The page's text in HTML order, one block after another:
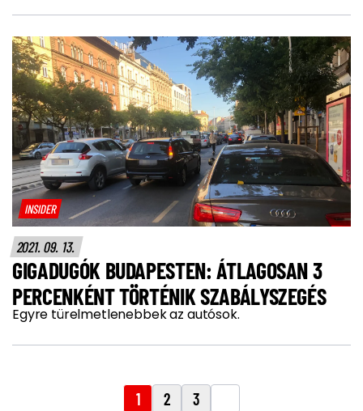
INSIDER
2021. 09. 13.
GIGADUGÓK BUDAPESTEN: ÁTLAGOSAN 3
PERCENKÉNT TÖRTÉNIK SZABÁLYSZEGÉS
Egyre türelmetlenebbek az autósok.
1 2 3